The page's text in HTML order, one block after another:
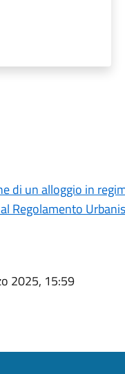
di un alloggio in
Regolamento
2025, 15:59